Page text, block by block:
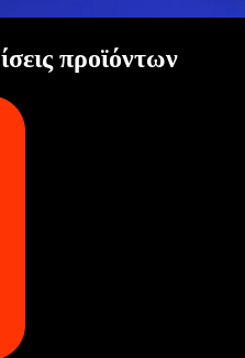
προϊόντων